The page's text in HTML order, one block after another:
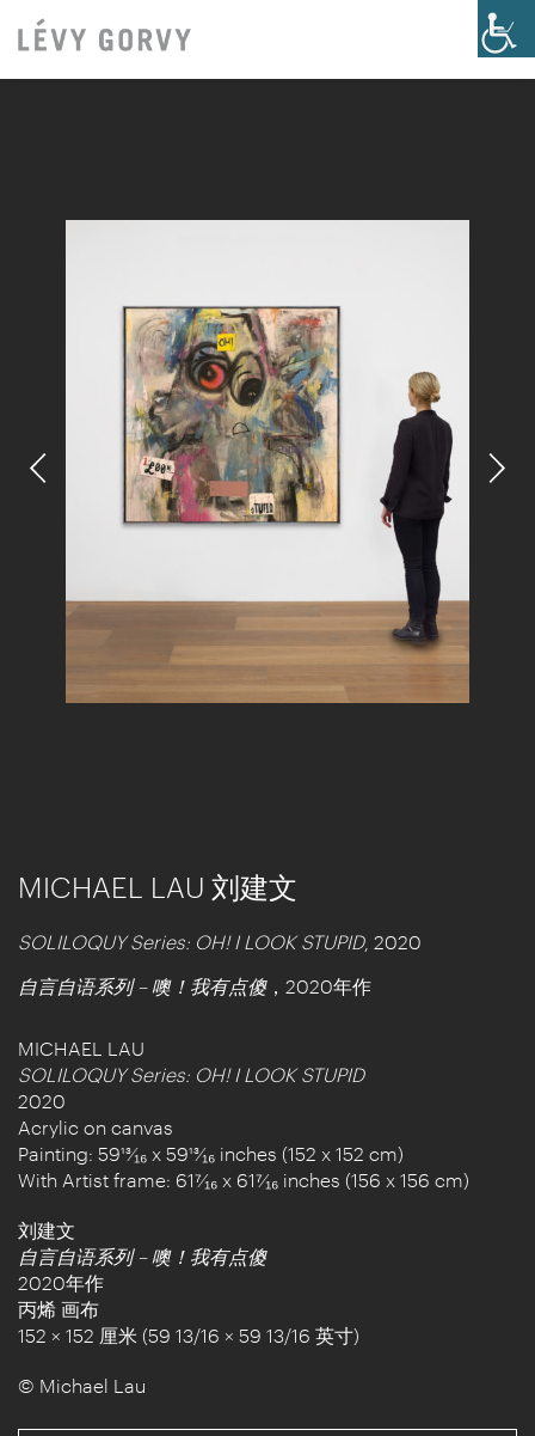
MICHAEL LAU 刘建文
SOLILOQUY Series: OH! I LOOK STUPID, 2020
自言自语系列 – 噢！我有点傻，2020年作
MICHAEL LAU
SOLILOQUY Series: OH! I LOOK STUPID
2020
Acrylic on canvas
Painting: 59¹³⁄₁₆ x 59¹³⁄₁₆ inches (152 x 152 cm)
With Artist frame: 61⁷⁄₁₆ x 61⁷⁄₁₆ inches (156 x 156 cm)
刘建文
自言自语系列 – 噢！我有点傻
2020年作
丙烯 画布
152 × 152 厘米 (59 13/16 × 59 13/16 英寸)
© Michael Lau